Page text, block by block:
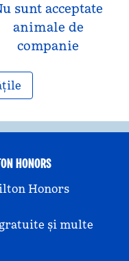
sunt acceptate
animale de
companie
HONORS
Honors
și multe